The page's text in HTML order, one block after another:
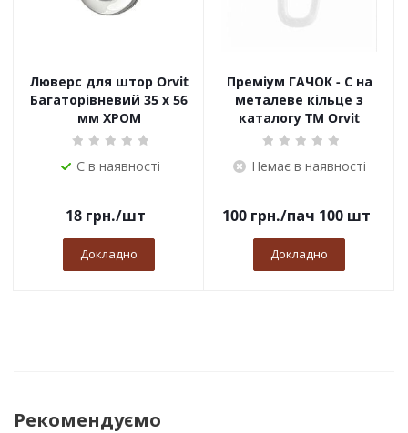
Люверс для штор Orvit
Багаторівневий 35 х 56
мм ХРОМ
Є в наявності
18 грн./шт
Докладно
Преміум ГАЧОК - С на
металеве кільце з
каталогу TM Orvit
Немає в наявності
100грн./пач 100 шт
Докладно
Рекомендуємо